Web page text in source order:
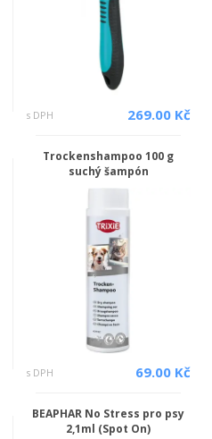
s DPH 269.00 Kč
Trockenshampoo 100 g
suchý šampón
s DPH 69.00 Kč
BEAPHAR No Stress pro psy
2,1ml (Spot On)